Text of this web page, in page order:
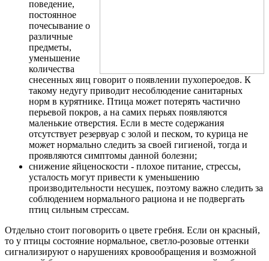
поведение,
постоянное
почесывание о
различные
предметы,
уменьшение
количества
снесенных яиц говорит о появлении пухопероедов. К
такому недугу приводит несоблюдение санитарных
норм в курятнике. Птица может потерять частично
перьевой покров, а на самих перьях появляются
маленькие отверстия. Если в месте содержания
отсутствует резервуар с золой и песком, то курица не
может нормально следить за своей гигиеной, тогда и
проявляются симптомы данной болезни;
снижение яйценоскости - плохое питание, стрессы,
усталость могут привести к уменьшению
производительности несушек, поэтому важно следить за
соблюдением нормального рациона и не подвергать
птиц сильным стрессам.
Отдельно стоит поговорить о цвете гребня. Если он красный,
то у птицы состояние нормальное, светло-розовые оттенки
сигнализируют о нарушениях кровообращения и возможной